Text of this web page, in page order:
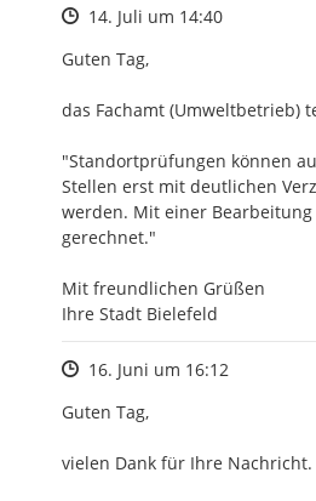
Zeitpunkt des Erstellens
14. Juli um 14:40
Guten Tag,
das Fachamt (Umweltbetrieb)
"Standortprüfungen können
Stellen erst mit deutlichen
werden. Mit einer
gerechnet."
Mit freundlichen Grüßen
Ihre Stadt Bielefeld
Zeitpunkt des Erstellens
16. Juni um 16:12
Guten Tag,
vielen Dank für Ihre Nachricht.